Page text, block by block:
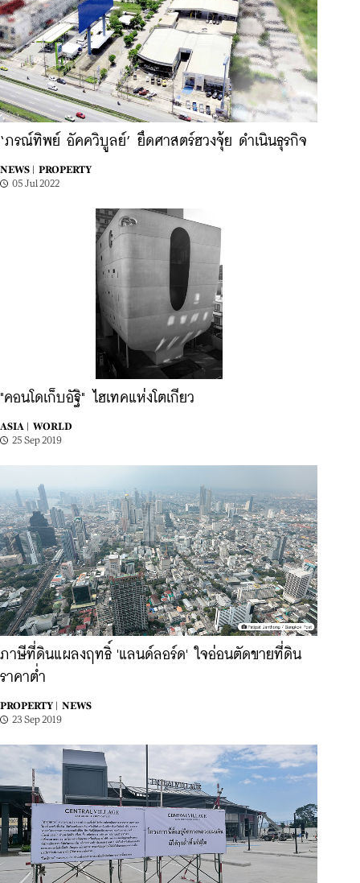
‘ภรณ์ทิพย์ อัคควิบูลย์’ ยึดศาสตร์ฮวงจุ้ย ดำเนินธุรกิจ
NEWS |
PROPERTY
05 Jul 2022
"คอนโดเก็บอัฐิ" ไฮเทคแห่งโตเกียว
ASIA |
WORLD
25 Sep 2019
ภาษีที่ดินแผลงฤทธิ์ 'แลนด์ลอร์ด' ใจอ่อนตัดขายที่ดิน
ราคาต่ำ
PROPERTY |
NEWS
23 Sep 2019